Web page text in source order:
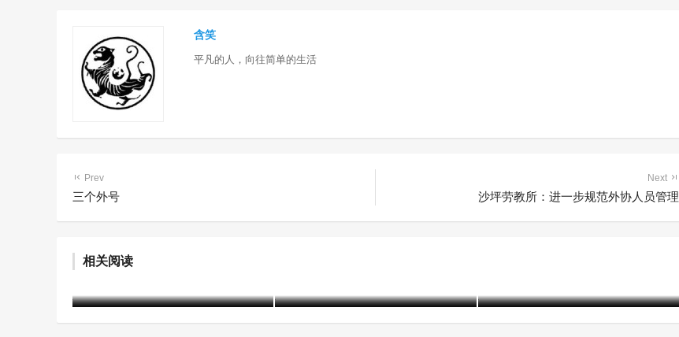
含笑
平凡的人，向往简单的生活
Prev
三个外号
Next
沙坪劳教所：进一步规范外协人员管理
相关阅读
传工作侧记
“听、说、观、写、考”——戒